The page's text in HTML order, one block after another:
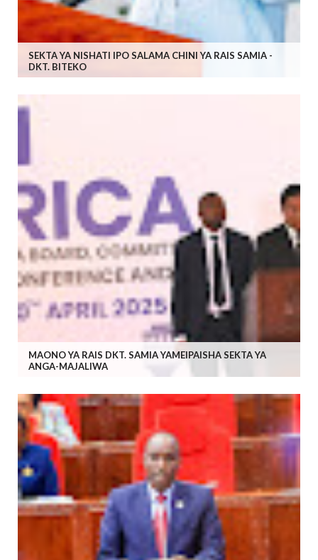
SEKTA YA NISHATI IPO SALAMA CHINI YA RAIS SAMIA -
DKT. BITEKO
MAONO YA RAIS DKT. SAMIA YAMEIPAISHA SEKTA YA
ANGA-MAJALIWA